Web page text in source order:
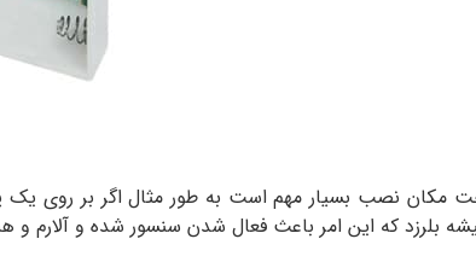
نصب بسیار مهم است به طور مثال اگر بر روی
بلرزد که این امر باعث فعال شدن سنسور شده و